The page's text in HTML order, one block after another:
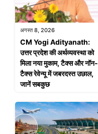
अगस्त 8, 2026
CM Yogi Adityanath:
उत्तर प्रदेश की अर्थव्यवस्था को
मिला नया मुकाम, टैक्स और नॉन-
टैक्स रेवेन्यू में जबरदस्त उछाल,
जानें सबकुछ